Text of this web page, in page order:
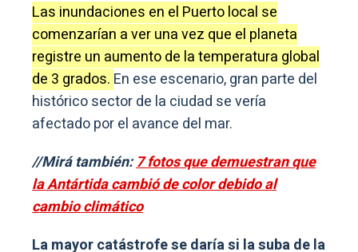
Las inundaciones en el Puerto local se
comenzarían a ver una vez que el planeta
registre un aumento de la temperatura global
de 3 grados. En ese escenario, gran parte del
histórico sector de la ciudad se vería
afectado por el avance del mar.
//Mirá también:7 fotos que demuestran que
la Antártida cambió de color debido al
cambio climático
La mayor catástrofe se daría si la suba de la